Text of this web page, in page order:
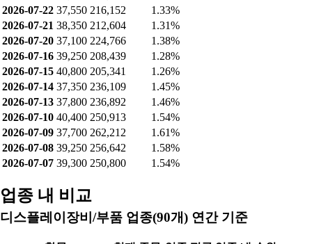
날짜 종가 공매도 잔고
공매도 비중
2026-08-05 35,450 288,749
1.78%
2026-08-04 34,900 302,054
1.86%
2026-08-03 33,550 300,890
1.85%
2026-07-31 34,200 292,891
1.80%
2026-07-30 30,700 292,135
1.80%
2026-07-29
31,000 297,716
1.83%
2026-07-28 33,950 271,986
1.67%
2026-07-27 38,000 233,936
1.44%
2026-07-24 38,800 214,536
1.32%
39,050 213,065
2026-07-22 37,550 216,152
2026-07-21 38,350 212,604
2026-07-20
37,100 224,766
1.38%